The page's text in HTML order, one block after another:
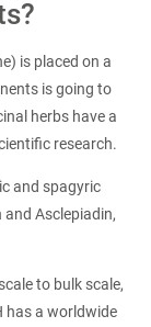
is placed on a
is going to
herbs have a
research.
and spagyric
Asclepiadin,
to bulk scale,
has a worldwide